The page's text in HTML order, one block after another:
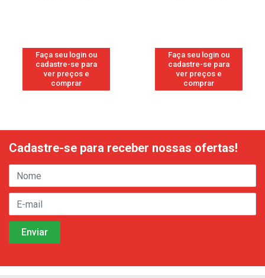
Faça seu login ou
cadastre-se para
ver preços e
comprar
Faça seu login ou
cadastre-se para
ver preços e
comprar
Cadastre-se para receber nossas ofertas!